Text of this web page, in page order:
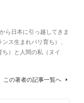
ら日本に引っ越してきま
ス生まれパリ育ち）、
）と人間の私（ヌイ
この著者の記事一覧へ